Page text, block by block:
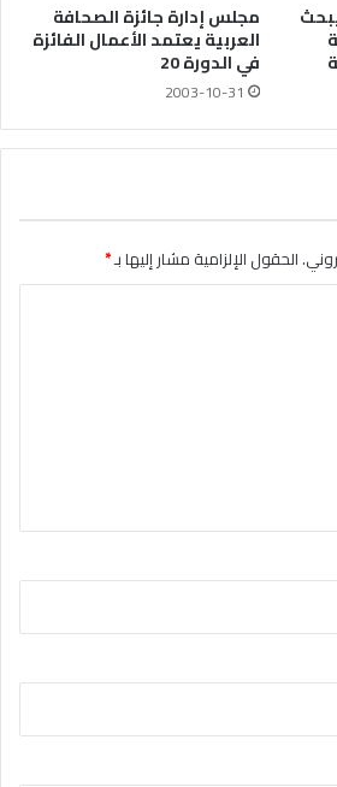
مجلس إدارة جائزة الصحافة
العربية يعتمد الأعمال الفائزة
في الدورة 20
2003-10-31
الحقول الإلزامية مشار إليها بـ*